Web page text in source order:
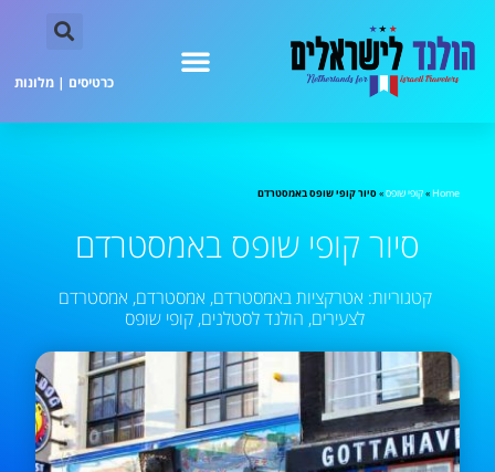
כרטיסים | מלונות
Home
»קופי שופס»סיור קופי שופס באמסטרדם
סיור קופי שופס באמסטרדם
קטגוריות: אטרקציות באמסטרדם, אמסטרדם, אמסטרדם
לצעירים, הולנד לסטלנים, קופי שופס